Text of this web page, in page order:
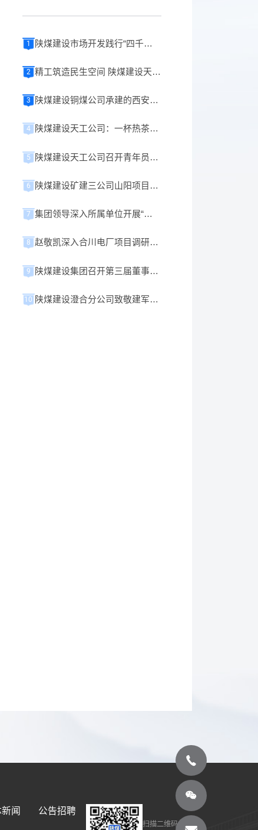
1 陕煤建设市场开发践行“四千精神”攻坚纪实
2 精工筑造民生空间 陕煤建设天工公司承建榆林化学小厂前区餐厅正式开业！
3 陕煤建设铜煤公司承建的西安重装铜川煤机液压支架数字智能化生产车间项目全面开工
4 陕煤建设天工公司：一杯热茶暖人心 细微服务显真情
5 陕煤建设天工公司召开青年员工座谈会
6 陕煤建设矿建三公司山阳项目提升系统成功试运行
7 集团领导深入所属单位开展“三支队伍”专项调研
8 赵敬凯深入合川电厂项目调研指导工作
9 陕煤建设集团召开第三届董事会第十次会议
10 陕煤建设澄合分公司致敬建军99载 戎心不改勇建新功
闻 公告招聘
扫描二维码